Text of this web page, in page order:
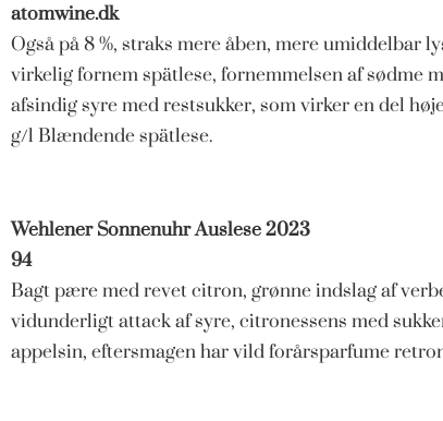
atomwine.dk
Også på 8 %, straks mere åben, mere
virkelig fornem spätlese, fornemmelsen af sødme
afsindig syre med restsukker, som virker en del
g/l Blændende spätlese.
Wehlener Sonnenuhr Auslese 2023
94
Bagt pære med revet citron, grønne indslag af
vidunderligt attack af syre, citronessens med
appelsin, eftersmagen har vild forårsparfume